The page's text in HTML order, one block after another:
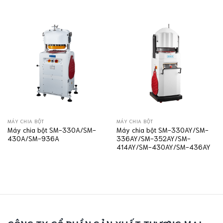
MÁY CHIA BỘT
Máy chia bột SM-330A/SM-
430A/SM-936A
MÁY CHIA BỘT
Máy chia bột SM-330AY/SM-
336AY/SM-352AY/SM-
414AY/SM-430AY/SM-436AY